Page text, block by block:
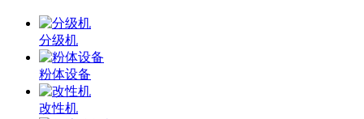
分级机
粉体设备
改性机